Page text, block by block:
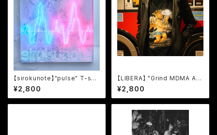
【sirokunote】"pulse" T-shir
ts White
¥2,800
【LIBERA】 "Grind MDMA An
gel" T-Shirt
¥2,800